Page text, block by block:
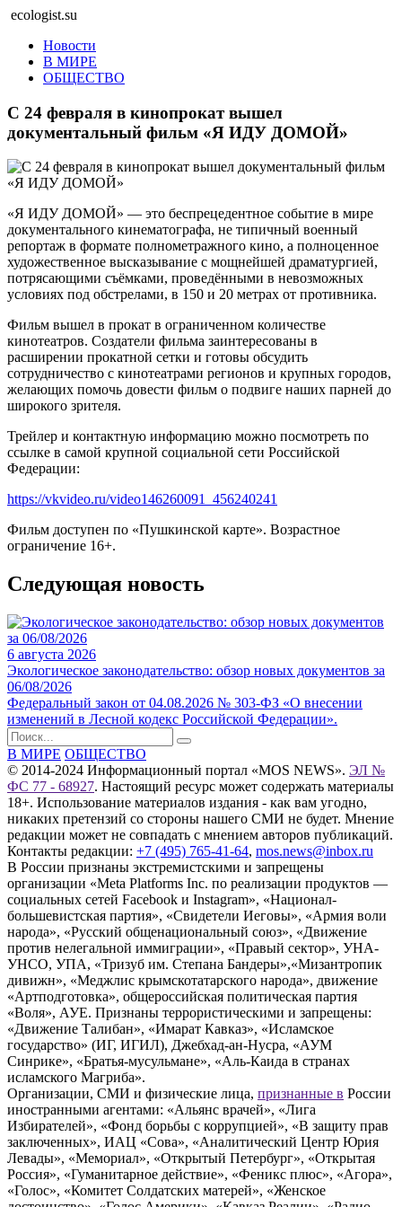
ecologist.su
Новости
В МИРЕ
ОБЩЕСТВО
С 24 февраля в кинопрокат вышел
документальный фильм «Я ИДУ ДОМОЙ»
«Я ИДУ ДОМОЙ» — это беспрецедентное событие в мире
документального кинематографа, не типичный военный
репортаж в формате полнометражного кино, а полноценное
художественное высказывание с мощнейшей драматургией,
потрясающими съёмками, проведёнными в невозможных
условиях под обстрелами, в 150 и 20 метрах от противника.
Фильм вышел в прокат в ограниченном количестве
кинотеатров. Создатели фильма заинтересованы в
расширении прокатной сетки и готовы обсудить
сотрудничество с кинотеатрами регионов и крупных городов,
желающих помочь довести фильм о подвиге наших парней до
широкого зрителя.
Трейлер и контактную информацию можно посмотреть по
ссылке в самой крупной социальной сети Российской
Федерации:
https://vkvideo.ru/video146260091_456240241
Фильм доступен по «Пушкинской карте». Возрастное
ограничение 16+.
Следующая новость
6 августа 2026
Экологическое законодательство: обзор новых документов за
06/08/2026
Федеральный закон от 04.08.2026 № 303-ФЗ «О внесении
изменений в Лесной кодекс Российской Федерации».
В МИРЕ ОБЩЕСТВО
© 2014-2024 Информационный портал «MOS NEWS». ЭЛ №
ФС 77 - 68927. Настоящий ресурс может содержать материалы
18+. Использование материалов издания - как вам угодно,
никаких претензий со стороны нашего СМИ не будет. Мнение
редакции может не совпадать с мнением авторов публикаций.
Контакты редакции: +7 (495) 765-41-64, mos.news@inbox.ru
В России признаны экстремистскими и запрещены
организации «Meta Platforms Inc. по реализации продуктов —
социальных сетей Facebook и Instagram», «Национал-
большевистская партия», «Свидетели Иеговы», «Армия воли
народа», «Русский общенациональный союз», «Движение
против нелегальной иммиграции», «Правый сектор», УНА-
УНСО, УПА, «Тризуб им. Степана Бандеры»,«Мизантропик
дивижн», «Меджлис крымскотатарского народа», движение
«Артподготовка», общероссийская политическая партия
«Воля», АУЕ. Признаны террористическими и запрещены:
«Движение Талибан», «Имарат Кавказ», «Исламское
государство» (ИГ, ИГИЛ), Джебхад-ан-Нусра, «АУМ
Синрике», «Братья-мусульмане», «Аль-Каида в странах
исламского Магриба».
Организации, СМИ и физические лица, признанные в России
иностранными агентами: «Альянс врачей», «Лига
Избирателей», «Фонд борьбы с коррупцией», «В защиту прав
заключенных», ИАЦ «Сова», «Аналитический Центр Юрия
Левады», «Мемориал», «Открытый Петербург», «Открытая
Россия», «Гуманитарное действие», «Феникс плюс», «Агора»,
«Голос», «Комитет Солдатских матерей», «Женское